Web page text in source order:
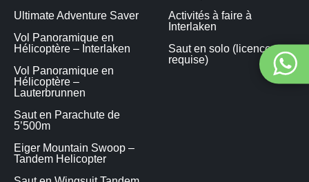
Ultimate Adventure Saver
Vol Panoramique en
Hélicoptère – Interlaken
Vol Panoramique en
Hélicoptère –
Lauterbrunnen
Saut en Parachute de
5’500m
Eiger Mountain Swoop –
Tandem Helicopter
Activités à faire à
Interlaken
Saut en solo (licence
requise)